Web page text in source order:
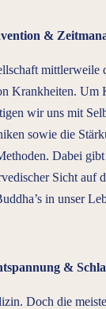
&
mittlerweile
Krankheiten. Um
wir uns mit
sowie die
Dabei
Sicht auf
in unser
&
Doch die